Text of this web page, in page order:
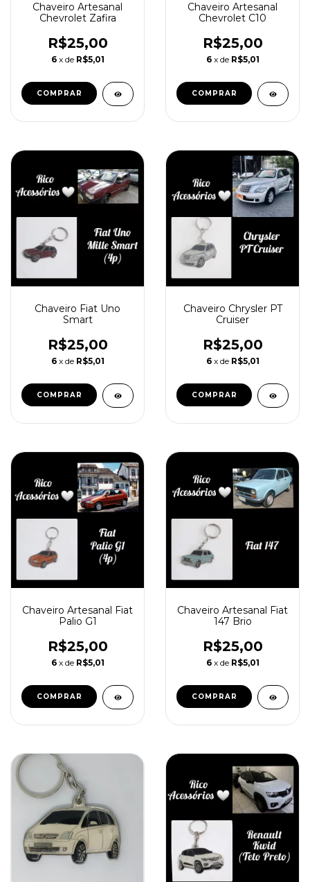
Chaveiro Artesanal
Chevrolet Zafira
R$25,00
6 x de R$5,01
Chaveiro Artesanal
Chevrolet C10
R$25,00
6 x de R$5,01
Chaveiro Fiat Uno
Smart
R$25,00
6 x de R$5,01
Chaveiro Chrysler PT
Cruiser
R$25,00
6 x de R$5,01
Chaveiro Artesanal Fiat
Palio G1
R$25,00
6 x de R$5,01
COMPRAR
Chaveiro Artesanal Fiat
147 Brio
R$25,00
6 x de R$5,01